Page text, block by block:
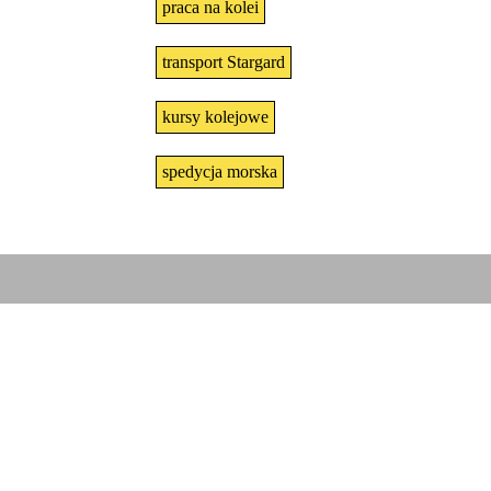
praca na kolei
transport Stargard
kursy kolejowe
spedycja morska